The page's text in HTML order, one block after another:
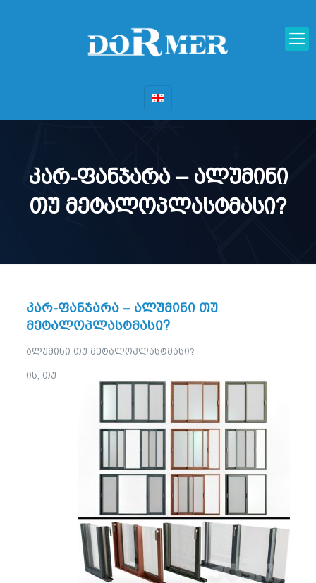
კარ-ფანჯარა – ალუმინი
თუ მეტალოპლასტმასი?
კარ-ფანჯარა – ალუმინი თუ
მეტალოპლასტმასი?
ალუმინი თუ მეტალოპლასტმასი?
ის, თუ